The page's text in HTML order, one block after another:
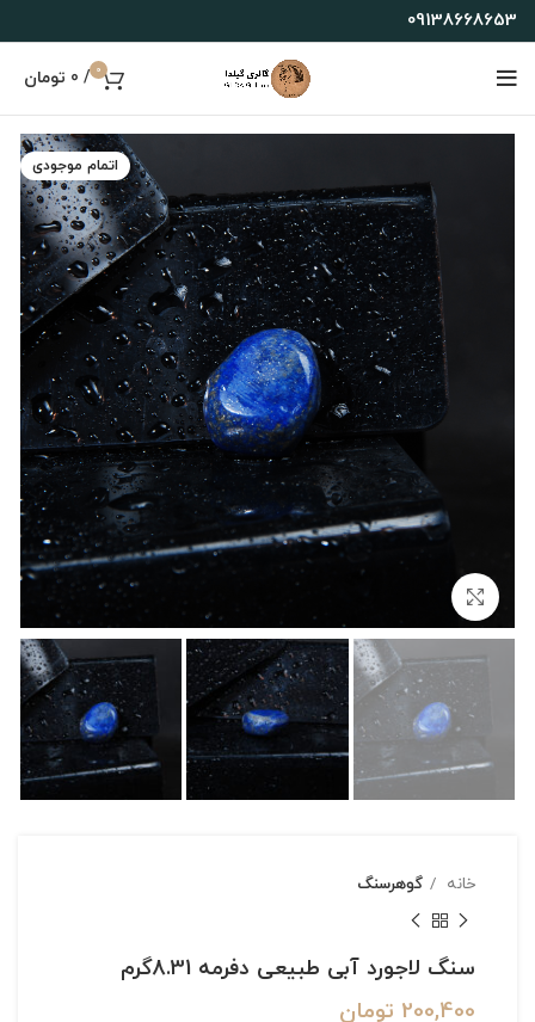
09138668653
0
/
0 تومان
اتمام موجودی
خانه گوهرسنگ
سنگ لاجورد آبی طبیعی دفرمه 8.31گرم
200,400 تومان